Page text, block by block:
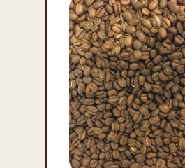
VIETNAM RONG VANG
5,45 €